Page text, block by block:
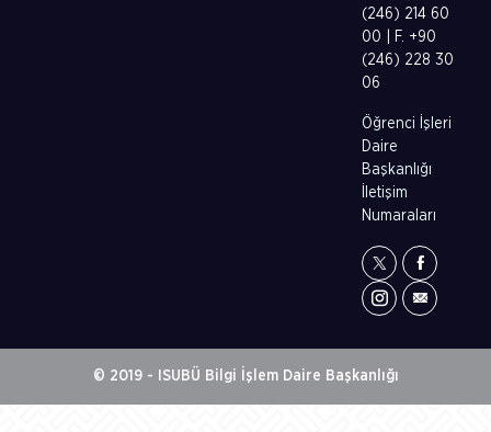
(246) 214 60
00 | F. +90
(246) 228 30
06
Öğrenci İşleri
Daire
Başkanlığı
İletişim
Numaraları
© 2019 - ISUBÜ Bilgi İşlem Daire Başkanlığı